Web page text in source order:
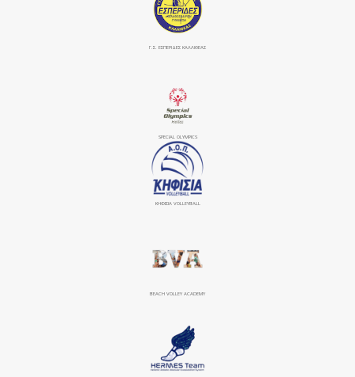
Γ.Σ. ΕΣΠΕΡΙΔΕΣ ΚΑΛΛΙΘΕΑΣ
SPECIAL OLYMPICS
ΚΗΦΙΣΙΆ VOLLEYBALL
BEACH VOLLEY ACADEMY